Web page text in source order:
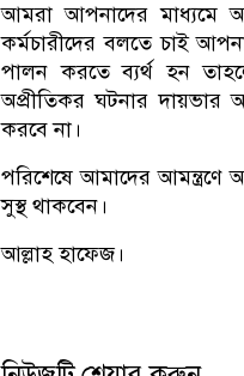
আমরা আপনাদের মাধ্যমে
কর্মচারীদের বলতে চাই
পালন করতে ব্যর্থ হন
অপ্রীতিকর ঘটনার দায়ভার
করবে না।
পরিশেষে আমাদের আমন্ত্রণে
সুস্থ থাকবেন।
আল্লাহ হাফেজ।